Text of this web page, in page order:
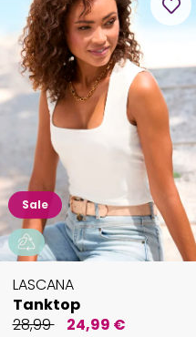
Sale
LASCANA
Tanktop
28,99
24,99 €